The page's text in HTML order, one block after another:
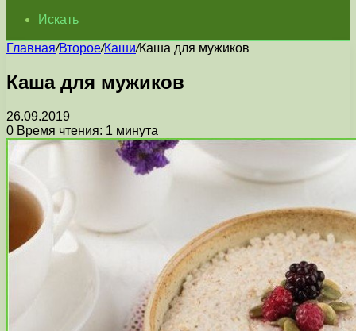
Искать
Главная/Второе/Каши/Каша для мужиков
Каша для мужиков
26.09.2019
0 Время чтения: 1 минута